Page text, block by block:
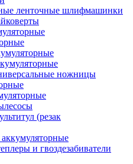
ленточные шлифмашинки
ножницы
(резак
и гвоздезабиватели